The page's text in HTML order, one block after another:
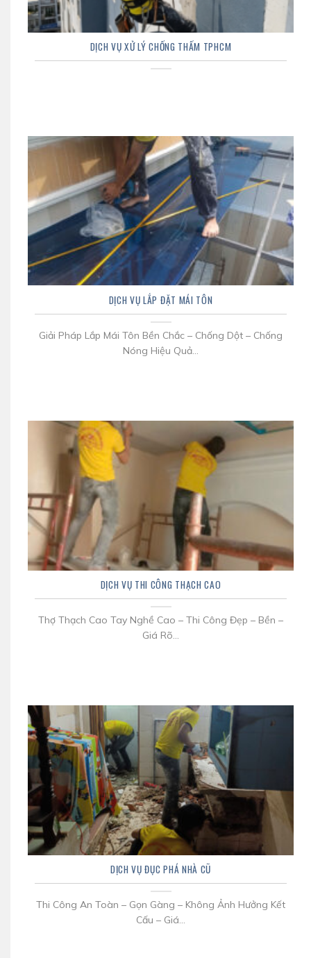
DỊCH VỤ XỬ LÝ CHỐNG THẤM TPHCM
DỊCH VỤ LẮP ĐẶT MÁI TÔN
Giải Pháp Lắp Mái Tôn Bền Chắc – Chống Dột – Chống
Nóng Hiệu Quả...
DỊCH VỤ THI CÔNG THẠCH CAO
Thợ Thạch Cao Tay Nghề Cao – Thi Công Đẹp – Bền –
Giá Rõ...
DỊCH VỤ ĐỤC PHÁ NHÀ CŨ
Thi Công An Toàn – Gọn Gàng – Không Ảnh Hưởng Kết
Cấu – Giá...